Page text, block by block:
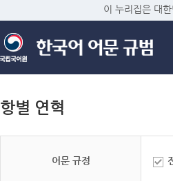
이 누리집은 대
항별 연혁
어문 규정